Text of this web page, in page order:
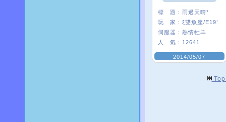
標 題： 雨過天晴*
玩 家： ξ雙魚座/E19’
伺服器： 熱情牡羊
人 氣： 12641
2014/05/07